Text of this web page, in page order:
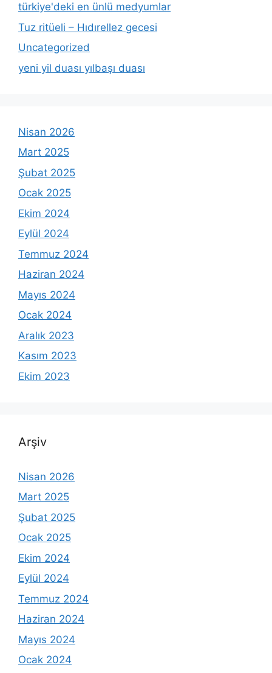
türkiye'deki en ünlü medyumlar
Tuz ritüeli – Hıdırellez gecesi
Uncategorized
yeni yil duası yılbaşı duası
Nisan 2026
Mart 2025
Şubat 2025
Ocak 2025
Ekim 2024
Eylül 2024
Temmuz 2024
Haziran 2024
Mayıs 2024
Ocak 2024
Aralık 2023
Kasım 2023
Ekim 2023
Arşiv
Nisan 2026
Mart 2025
Şubat 2025
Ocak 2025
Ekim 2024
Eylül 2024
Temmuz 2024
Haziran 2024
Mayıs 2024
Ocak 2024